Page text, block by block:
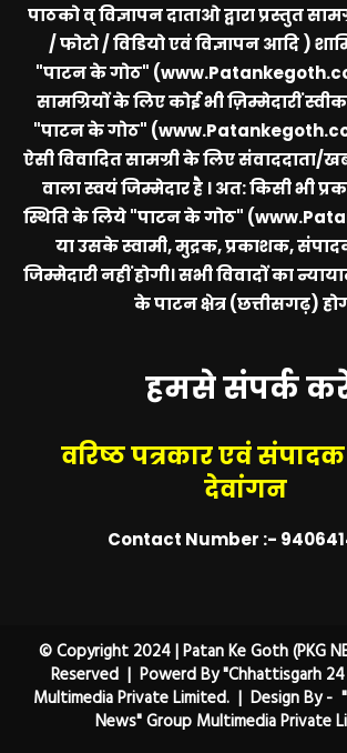
पाठको व् विज्ञापन दाताओ द्वारा प्रस्तुत
/ फोटो / विडियो एवं विज्ञापन आदि )
"पाटन के गोठ"
सामग्रियों के लिए कोई भी ज़िम्मेदारीं
"पाटन के गोठ"
ऐसी विवादित सामग्री के लिए संवाददाता/
वाला स्वयं जिम्मेदार है । अत: किसी भी
स्थिति के लिये"पाटन के गोठ"
या उसके स्वामी, मुद्रक, प्रकाशक,
जिम्मेदारी नहीं होगी। सभी विवादों का
के पाटन क्षेत्र (छत्तीसगढ़)
हमसे संपर्क
वरिष्ठ पत्रकार एवं
देवांगन
Contact Number :-
© Copyright 2024 | Patan Ke Goth (PKG
Reserved | Powerd By "Chhattisgarh
Multimedia Private Limited. | Design By -
News" Group Multimedia Private